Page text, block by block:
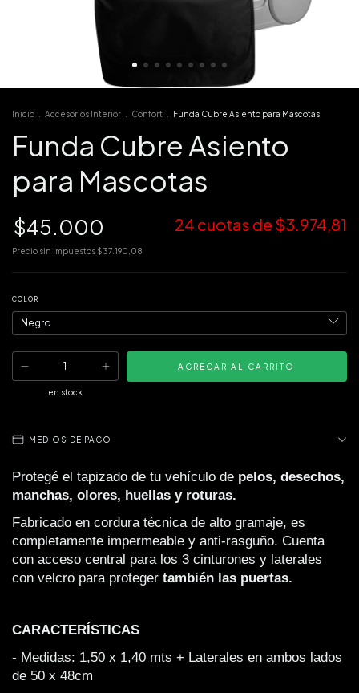
Inicio Accesorios Interior Confort Funda Cubre Asiento para Mascotas
Funda Cubre Asiento
para Mascotas
$45.000 24 cuotas de $3.974,81
Precio sin impuestos $37.190,08
COLOR
en stock
MEDIOS DE PAGO
Protegé el tapizado de tu vehículo de pelos, desechos,
manchas, olores, huellas y roturas.
Fabricado en cordura técnica de alto gramaje, es
completamente impermeable y anti-rasguño. Cuenta
con acceso central para los 3 cinturones y laterales
con velcro para proteger también las puertas.
CARACTERÍSTICAS
- Medidas: 1,50 x 1,40 mts + Laterales en ambos lados
de 50 x 48cm